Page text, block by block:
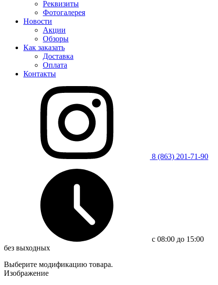
Реквизиты
Фотогалерея
Новости
Акции
Обзоры
Как заказать
Доставка
Оплата
Контакты
8 (863) 201-71-90
c 08:00 до 15:00
без выходных
Выберите модификацию товара.
Изображение